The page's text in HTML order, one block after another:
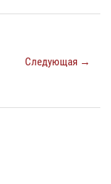
Следующая →